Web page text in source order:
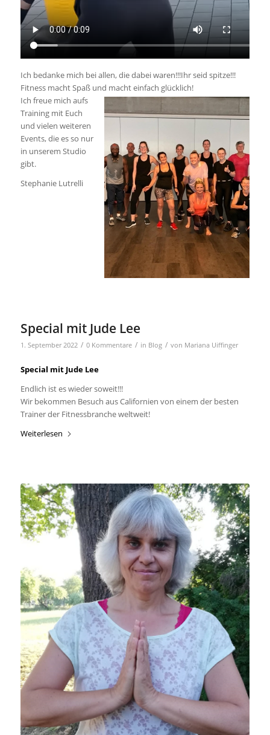
Ich bedanke mich bei allen, die dabei waren!!!Ihr seid spitze!!!
Fitness macht Spaß und macht einfach glücklich!
Ich freue mich aufs
Training mit Euch
und vielen weiteren
Events, die es so nur
in unserem Studio
gibt.
Stephanie Lutrelli
Special mit Jude Lee
1. September 2022 / 0 Kommentare / in Blog / von Mariana Uiffinger
Special mit Jude Lee
Endlich ist es wieder soweit!!!
Wir bekommen Besuch aus Californien von einem der besten
Trainer der Fitnessbranche weltweit!
Weiterlesen